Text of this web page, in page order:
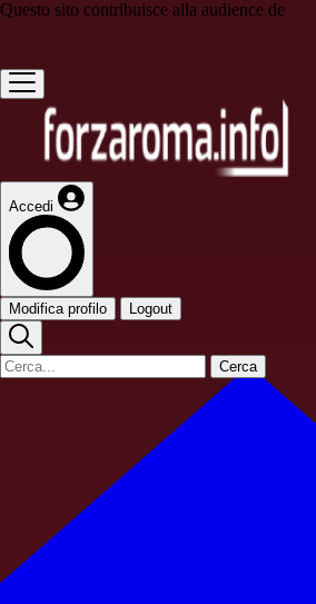
Questo sito contribuisce alla audience de
Accedi
Modifica profilo Logout
Cerca